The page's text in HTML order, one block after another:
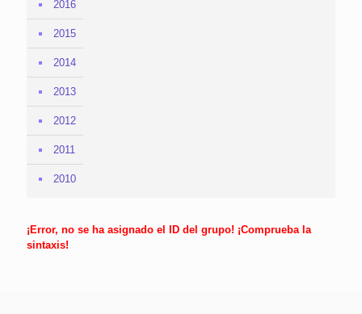
2016
2015
2014
2013
2012
2011
2010
¡Error, no se ha asignado el ID del grupo! ¡Comprueba la
sintaxis!